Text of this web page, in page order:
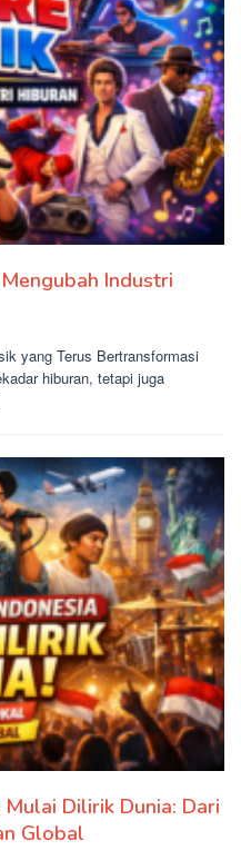
Industri
yang Terus Bertransformasi
hiburan, tetapi juga
Dilirik Dunia: Dari
Global